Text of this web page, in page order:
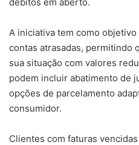
A iniciativa tem como
contas atrasadas, permitindo
sua situação com valores
podem incluir abatimento de
opções de parcelamento
consumidor.
Clientes com faturas